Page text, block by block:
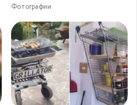
Фотографии